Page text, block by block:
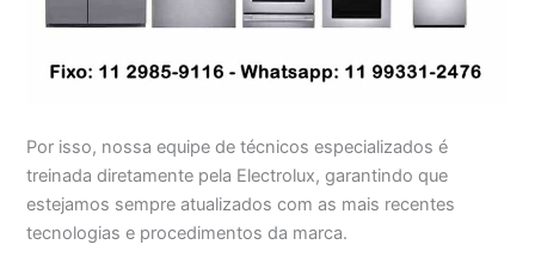
Por isso, nossa equipe de técnicos especializados é
treinada diretamente pela Electrolux, garantindo que
estejamos sempre atualizados com as mais recentes
tecnologias e procedimentos da marca.